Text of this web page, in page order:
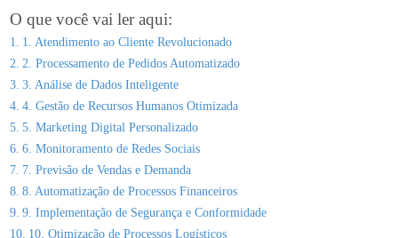
O que você vai ler aqui:
1. Atendimento ao Cliente Revolucionado
2. Processamento de Pedidos Automatizado
3. Análise de Dados Inteligente
4. Gestão de Recursos Humanos Otimizada
5. Marketing Digital Personalizado
6. Monitoramento de Redes Sociais
7. Previsão de Vendas e Demanda
8. Automatização de Processos Financeiros
9. Implementação de Segurança e Conformidade
10. Otimização de Processos Logísticos